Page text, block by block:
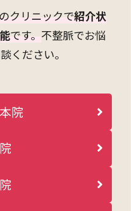
クリニックで紹介状
です。 不整脈でお悩
ください。
院